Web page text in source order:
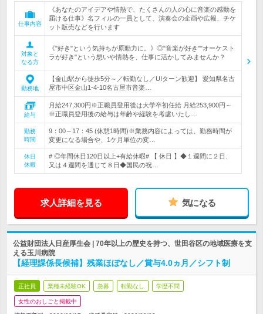
仕事内容
《あなたのアイデアや情熱で、たくさんの人の心に音楽の感動を
届ける仕事》名フィルの一員として、演奏会の企画や広報、チケ
ット販売などを行います
対象と
なる方
《"好き"という気持ちが原動力に。》◎"音楽が好き""オーケスト
ラが好き"という想いや情熱を、仕事に活かしてみませんか？
勤務地
【金山駅から徒歩5分～／転勤なし／UIターン歓迎】 愛知県名古
屋市中区金山1-4-10名古屋市音楽…
給与
月給247,300円※正職員登用後は大学卒初任給 月給253,900円～
※正職員登用後の給与は年齢や経験を考慮いたし…
勤務
時間
9：00～17：45 (休憩1時間)※業務内容によっては、勤務時間が
変更になる場合や、1ケ月単位の変…
休日
休暇
# ◎年間休日120日以上+有給休暇# 【 休日 】◆１週間に２日、
又は４週間を通じて８日◆国民の祝…
求人詳細を見る 気になる
公益財団法人日産厚生会 | 70年以上の歴史を持つ、世田谷区の地域医療を支
える玉川病院
【経理課係長候補】残業ほぼなし／賞与4.0ヵ月／シフト制
正社員 業種未経験OK 急募 転勤なし 学歴不問
女性のおしごと掲載中